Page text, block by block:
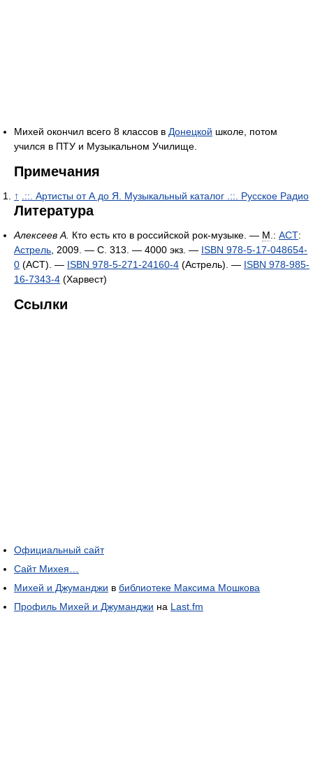
Михей окончил всего 8 классов в Донецкой школе, потом
учился в ПТУ и Музыкальном Училище.
Примечания
↑ .::. Артисты от А до Я. Музыкальный каталог .::. Русское Радио
Литература
Алексеев А. Кто есть кто в российской рок-музыке. — М.: АСТ:
Астрель, 2009. — С. 313. — 4000 экз. — ISBN 978-5-17-048654-
0 (АСТ). — ISBN 978-5-271-24160-4 (Астрель). — ISBN 978-985-
16-7343-4 (Харвест)
Ссылки
Официальный сайт
Сайт Михея…
Михей и Джуманджи в библиотеке Максима Мошкова
Профиль Михей и Джуманджи на Last.fm